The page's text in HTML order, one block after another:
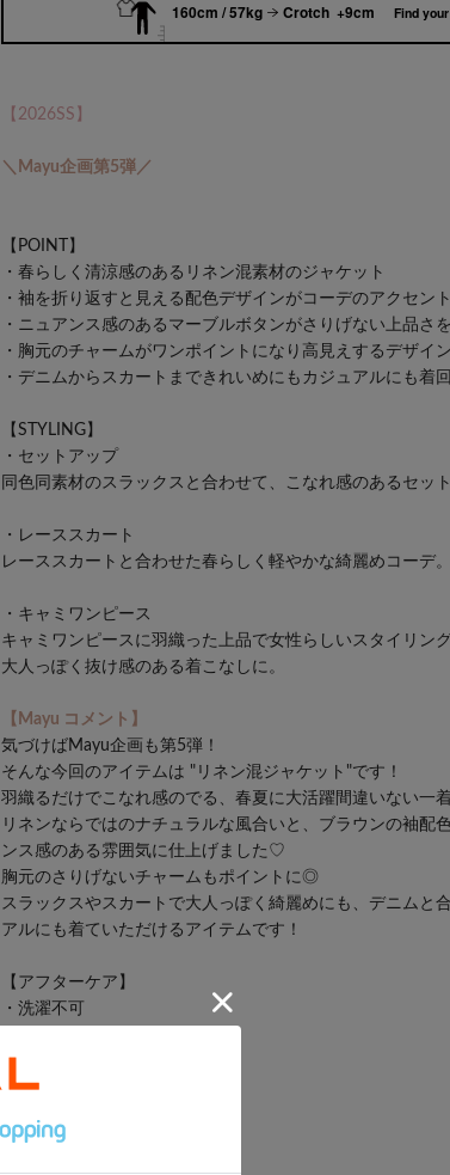
160cm / 57kg Crotch +9cm Find
【2026SS】
＼Mayu企画第5弾／
【POINT】
・春らしく清涼感のあるリネン混素材のジャケット
・袖を折り返すと見える配色デザインがコーデのアクセン
・ニュアンス感のあるマーブルボタンがさりげない上品さ
・胸元のチャームがワンポイントになり高見えするデザイン
・デニムからスカートまできれいめにもカジュアルにも着
【STYLING】
・セットアップ
同色同素材のスラックスと合わせて、こなれ感のあるセッ
・レーススカート
レーススカートと合わせた春らしく軽やかな綺麗めコーデ。
・キャミワンピース
キャミワンピースに羽織った上品で女性らしいスタイリング
大人っぽく抜け感のある着こなしに。
【Mayu コメント】
気づけばMayu企画も第5弾！
そんな今回のアイテムは "リネン混ジャケット"です！
羽織るだけでこなれ感のでる、春夏に大活躍間違いない一着
リネンならではのナチュラルな風合いと、ブラウンの袖配
ンス感のある雰囲気に仕上げました♡
胸元のさりげないチャームもポイントに◎
スラックスやスカートで大人っぽく綺麗めにも、デニムと
アルにも着ていただけるアイテムです！
【アフターケア】
・洗濯不可
・タンブル乾燥処理不可
・日陰でのつり干し乾燥がよい
・ドライクリーニング可